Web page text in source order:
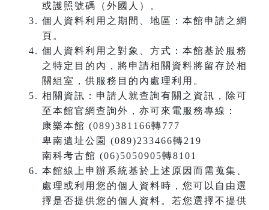
或護照號碼（外國人）。
個人資料利用之期間、地區：本館申請之網
頁。
個人資料利用之對象、方式：本館基於服務
之特定目的內，將申請相關資料將留存於相
關組室，供服務目的內處理利用。
相關資訊：申請人就查詢有關之資訊，除可
至本館官網查詢外，亦可來電服務專線：
康樂本館 (089)381166轉777
卑南遺址公園 (089)233466轉219
南科考古館 (06)5050905轉8101
本館線上申辦系統基於上述原因而需蒐集、
處理或利用您的個人資料時，您可以自由選
擇是否提供您的個人資料。若您選擇不提供